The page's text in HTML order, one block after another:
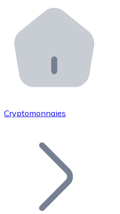
Distributeurs
Intégrez un ATM
API Bitnovo
Intégrez notre API dans
Rejoignez notre réseau
Ajoutez le token de
Cryptomonnaies